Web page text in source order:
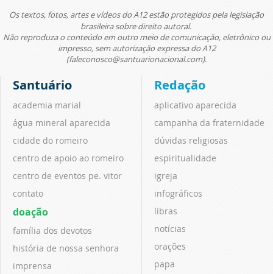
Os textos, fotos, artes e vídeos do A12 estão protegidos pela legislação
brasileira sobre direito autoral.
Não reproduza o conteúdo em outro meio de comunicação, eletrônico ou
impresso, sem autorização expressa do A12
(faleconosco@santuarionacional.com).
Santuário
academia marial
água mineral aparecida
cidade do romeiro
centro de apoio ao romeiro
centro de eventos pe. vitor
contato
doação
família dos devotos
história de nossa senhora
imprensa
Redação
aplicativo aparecida
campanha da fraternidade
dúvidas religiosas
espiritualidade
igreja
infográficos
libras
notícias
orações
papa